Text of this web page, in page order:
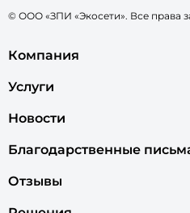
© ООО «ЗПИ «Экосети». Все права
Компания
Услуги
Новости
Благодарственные
Отзывы